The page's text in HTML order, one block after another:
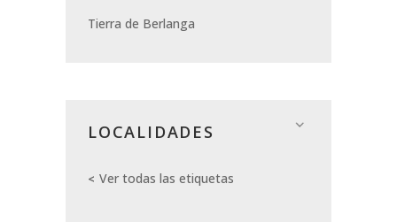
Tierra de Berlanga
LOCALIDADES
Ver todas las etiquetas